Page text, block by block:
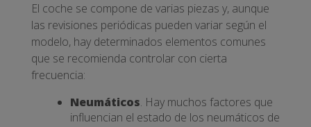
El coche se compone de varias piezas y, aunque
las revisiones periódicas pueden variar según el
modelo, hay determinados elementos comunes
que se recomienda controlar con cierta
frecuencia:
Neumáticos. Hay muchos factores que
influencian el estado de los neumáticos de